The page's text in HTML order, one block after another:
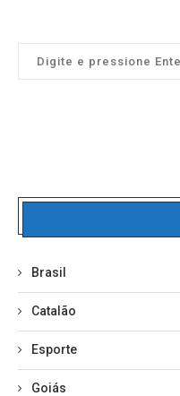
Brasil
Catalão
Esporte
Goiás